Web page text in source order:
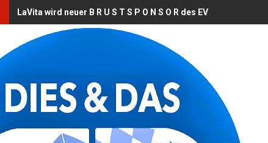
LaVita wird neuer B R U S T S P O N S O R des EV Landshut